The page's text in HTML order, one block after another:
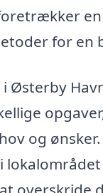
for en
og